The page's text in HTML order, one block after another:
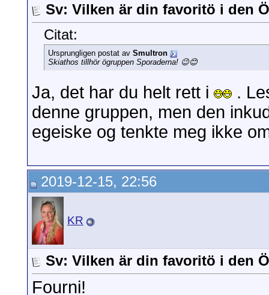
Sv: Vilken är din favoritö i den
Citat:
Ursprungligen postat av Smultron
Skiathos tillhör ögruppen Sporaderna! 😉😊
Ja, det har du helt rett i
.
denne gruppen, men den
egeiske og tenkte meg ikke
2019-12-15, 22:56
KR
Sv: Vilken är din favoritö i den
Fourni!